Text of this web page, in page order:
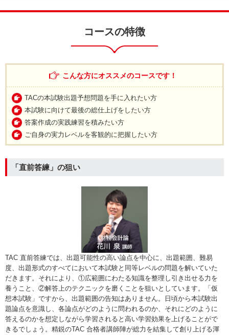
コースの特徴
こんな方にオススメのコースです！
TACの本試験出題予想問題を手に入れたい方
本試験に向けて最後の総仕上げをしたい方
答案作成の実践練習を積みたい方
ご自身の実力レベルを客観的に把握したい方
「直前答練」の狙い
TAC 直前答練では、出題可能性の高い論点を中心に、出題範囲、難易
度、出題形式のすべてにおいて本試験と同等レベルの問題を解いていた
だきます。それにより、①広範囲にわたる知識を整理し引き出せる力を
養うこと、②解答上のテクニックを磨くことを狙いとしています。「仮
想本試験」ですから、出題範囲の告知はありません。日頃から本試験出
題論点を意識し、各論点がどのように問われるのか、それにどのように
答えるのかを想定しながら学習されると高い学習効果を上げることがで
きるでしょう。精鋭のTAC 合格者講師陣が総力を結集して創り上げる渾